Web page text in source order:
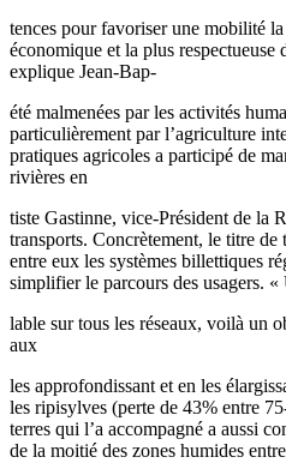
tences pour favoriser une mobilité
économique et la plus respectueuse
explique Jean-Bap-
été malmenées par les activités
particulièrement par l’agriculture
pratiques agricoles a participé de
rivières en
tiste Gastinne, vice-Président de la
transports. Concrètement, le titre
entre eux les systèmes billettiques
simplifier le parcours des usagers.
lable sur tous les réseaux, voilà un
aux
les approfondissant et en les
les ripisylves (perte de 43% entre
terres qui l’a accompagné a aussi
de la moitié des zones humides